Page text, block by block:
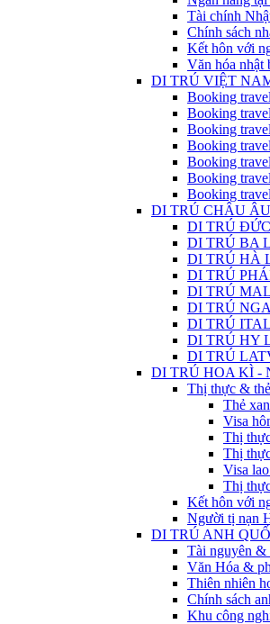
Tài chính
Chính sách
Kết hôn với
Văn hóa nhật
DI TRÚ VIỆT
Booking
Booking
Booking
Booking
Booking
Booking
Booking
DI TRÚ CHÂU
DI TRÚ
DI TRÚ BA
DI TRÚ HÀ
DI TRÚ
DI TRÚ
DI TRÚ
DI TRÚ
DI TRÚ HY
DI TRÚ
DI TRÚ HOA KÌ -
Thị thực &
Thẻ
Visa
Thị
Thị
Visa
Thị
Kết hôn với
Người tị nạn
DI TRÚ ANH
Tài nguyên
Văn Hóa &
Thiên nhiên
Chính sách
Khu công